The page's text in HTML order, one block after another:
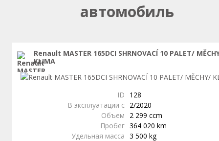
автомобиль
Renault MASTER 165DCI SHRNOVACÍ 10 PALET/
KLIMA
ID
128
В эксплуатации с 2/2020
Объем
2 299 ccm
Пробег 364 020 km
Удельная масса 3 500 kg